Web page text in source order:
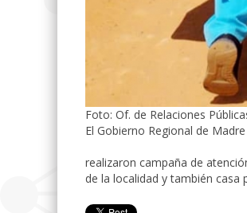
Foto: Of. de Relaciones
El Gobierno Regional de
realizaron campaña de
de la localidad y también